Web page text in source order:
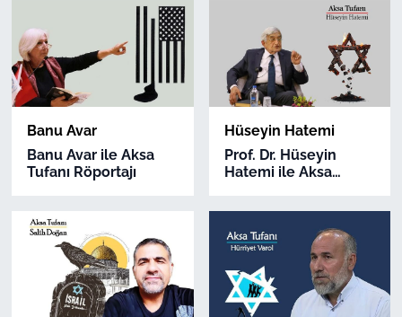
Banu Avar
Banu Avar ile Aksa
Tufanı Röportajı
Hüseyin Hatemi
Prof. Dr. Hüseyin
Hatemi ile Aksa